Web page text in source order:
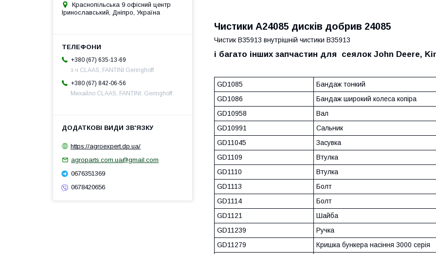
Чистики А24085 дисків добрив 24085
Чистик В35913 внутрішній чистики B35913
і багато інших запчастин для сеялок John Deere,
GD1085
Бандаж тонкий
GD1086
Бандаж широкий колеса копіра
GD10958
Вал
GD10991
Сальник
GD11045
Засувка
GD1109
Втулка
GD1110
Втулка
GD1113
Болт
GD1114
Болт
GD1121
Шайба
GD11239
Ручка
GD11279
Кришка бункера насіння 3000 серія
Краснопільська 9 офісний центр
Іринославський, Дніпро, Україна
+380 (67) 635-13-69
з.ч CLAAS, FANTINI Geringhoff
+380 (67) 842-06-56
Михайло CLAAS, FANTINI. Geringhoff
https://agroexpert.dp.ua/
agroparts.com.ua@gmail.com
0676351369
0678420656